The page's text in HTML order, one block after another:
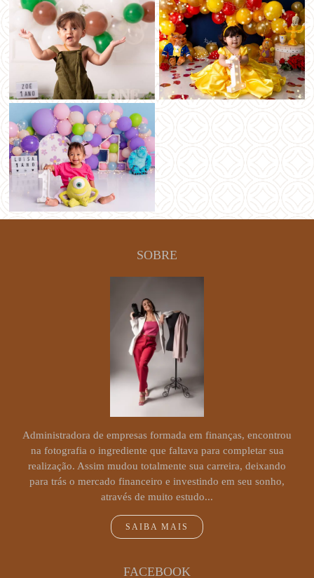
SOBRE
Administradora de empresas formada em finanças, encontrou
na fotografia o ingrediente que faltava para completar sua
realização. Assim mudou totalmente sua carreira, deixando
para trás o mercado financeiro e investindo em seu sonho,
através de muito estudo...
SAIBA MAIS
FACEBOOK